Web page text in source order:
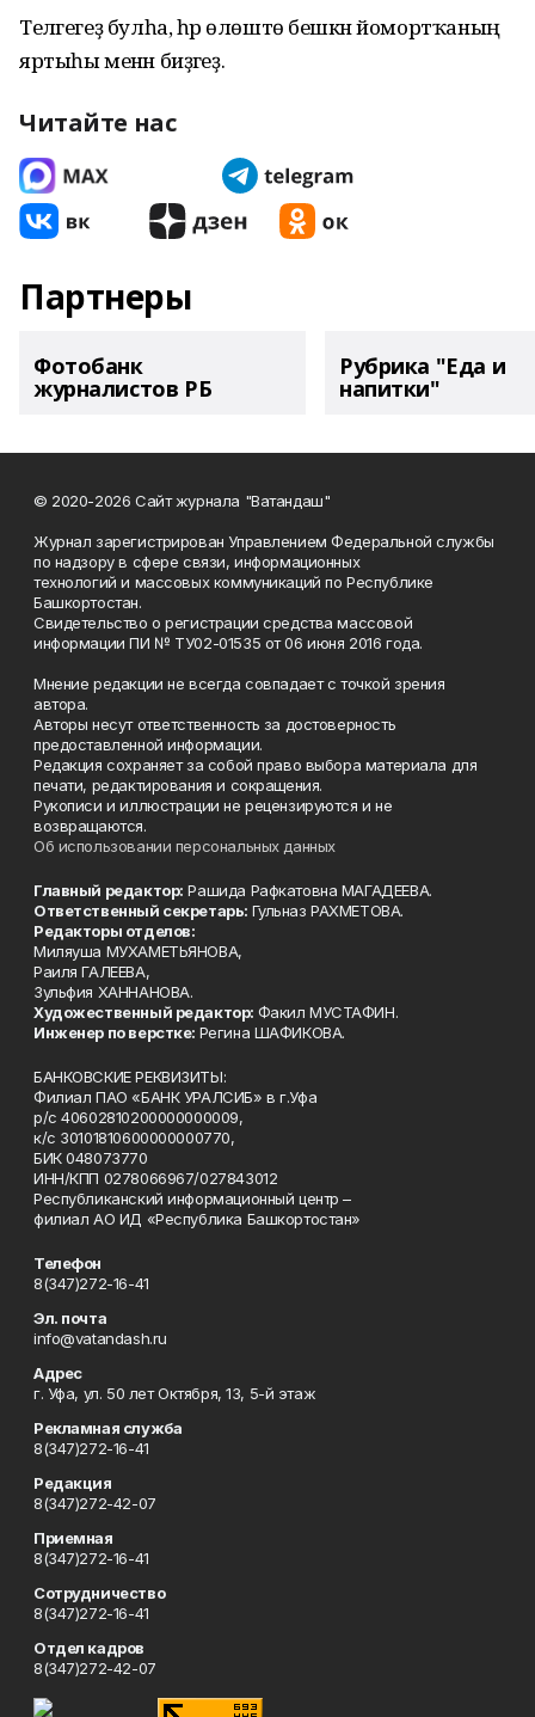
Теләгегеҙ булһа, һәр өлөштө бешкән йомортҡаның
яртыһы менән биҙәгеҙ.
Читайте нас
Партнеры
Фотобанк
журналистов РБ
Рубрика "Еда и
напитки"
© 2020-2026 Сайт журнала "Ватандаш"
Журнал зарегистрирован Управлением Федеральной службы
по надзору в сфере связи, информационных
технологий и массовых коммуникаций по Республике
Башкортостан.
Свидетельство о регистрации средства массовой
информации ПИ № ТУ02-01535 от 06 июня 2016 года.
Мнение редакции не всегда совпадает с точкой зрения
автора.
Авторы несут ответственность за достоверность
предоставленной информации.
Редакция сохраняет за собой право выбора материала для
печати, редактирования и сокращения.
Рукописи и иллюстрации не рецензируются и не
возвращаются.
Об использовании персональных данных
Главный редактор: Рашида Рафкатовна МАГАДЕЕВА.
Ответственный секретарь: Гульназ РАХМЕТОВА.
Редакторы отделов:
Миляуша МУХАМЕТЬЯНОВА,
Раиля ГАЛЕЕВА,
Зульфия ХАННАНОВА.
Художественный редактор: Факил МУСТАФИН.
Инженер по верстке: Регина ШАФИКОВА.
БАНКОВСКИЕ РЕКВИЗИТЫ:
Филиал ПАО «БАНК УРАЛСИБ» в г.Уфа
р/с 40602810200000000009,
к/с 30101810600000000770,
БИК 048073770
ИНН/КПП 0278066967/027843012
Республиканский информационный центр –
филиал АО ИД «Республика Башкортостан»
Телефон
8(347)272-16-41
Эл. почта
info@vatandash.ru
Адрес
г. Уфа, ул. 50 лет Октября, 13, 5-й этаж
Рекламная служба
8(347)272-16-41
Редакция
8(347)272-42-07
Приемная
8(347)272-16-41
Сотрудничество
8(347)272-16-41
Отдел кадров
8(347)272-42-07